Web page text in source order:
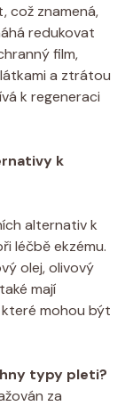
což znamená,
redukovat
film,
a ztrátou
k regeneraci​
k
alternativ k
léčbě ekzému.
olej, olivový
mají
mohou být
typy pleti?
za